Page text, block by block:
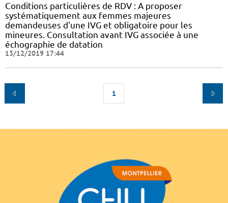
Conditions particulières de RDV : A proposer
systématiquement aux femmes majeures
demandeuses d'une IVG et obligatoire pour les
mineures. Consultation avant IVG associée à une
échographie de datation
13/12/2019 17:44
1